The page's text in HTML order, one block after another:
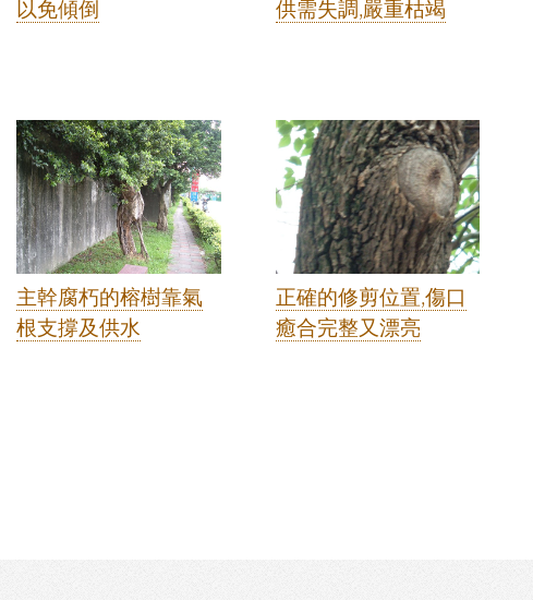
以免傾倒
供需失調,嚴重枯竭
主幹腐朽的榕樹靠氣
根支撐及供水
正確的修剪位置,傷口
癒合完整又漂亮